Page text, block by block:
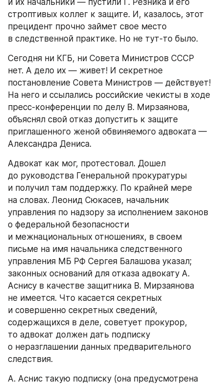
строптивых коллег к защите. И, казалось, этот
прецидент прочно займет свое место
в следственной практике. Но не тут-то было.
Сегодня ни КГБ, ни Совета Министров СССР
нет. А дело их — живет! И секретное
постановление Совета Министров — действует!
На него и ссылались российские чекисты в ходе
пресс-конференции по делу В. Мирзаянова,
объяснял свой отказ допустить к защите
приглашенного женой обвиняемого адвоката —
Александра Дениса.
Адвокат как мог, протестовал. Дошел
до руководства Генеральной прокуратуры
и получил там поддержку. По крайней мере
на словах. Леонид Сюкасев, начальник
управления по надзору за исполнением законов
о федеральной безопасности
и межнациональных отношениях, в своем
письме на имя начальника следственного
управления МБ РФ Сергея Балашова указал;
законных оснований для отказа адвокату А.
Аснису в качестве защитника В. Мирзаянова
не имеется. Что касается секретных
и совершенно секретных сведений,
содержащихся в деле, советует прокурор,
то адвокат должен дать подписку
о неразглашении данных предварительного
следствия.
А. Аснис такую подписку (она предусмотрена